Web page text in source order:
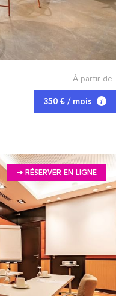
À partir de
350 € / mois
➔ RÉSERVER EN LIGNE